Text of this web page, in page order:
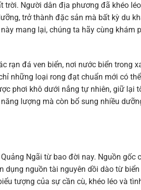
Người dân địa phương đã khéo
trở thành đặc sản mà bất kỳ du
mang lại, chúng ta hãy cùng khám
rạn đá ven biển, nơi nước biển trong
những loại rong đạt chuẩn mới có
phơi khô dưới nắng tự nhiên, giữ lại
lượng mà còn bổ sung nhiều
Ngãi từ bao đời nay. Nguồn gốc
nguồn tài nguyên dồi dào từ
tượng của sự cần cù, khéo léo và